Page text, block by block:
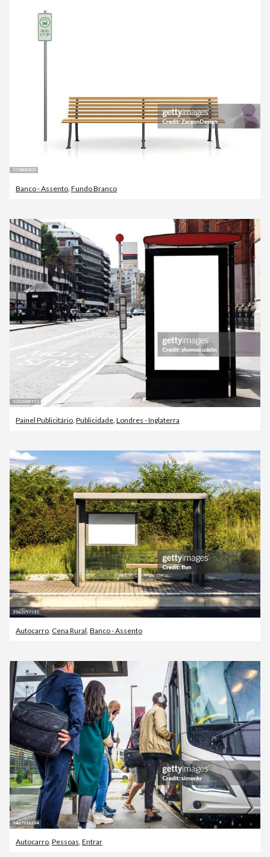
Banco - Assento, Fundo Branco
Painel Publicitário, Publicidade, Londres - Inglaterra
Autocarro, Cena Rural, Banco - Assento
Autocarro Pessoas Entrar